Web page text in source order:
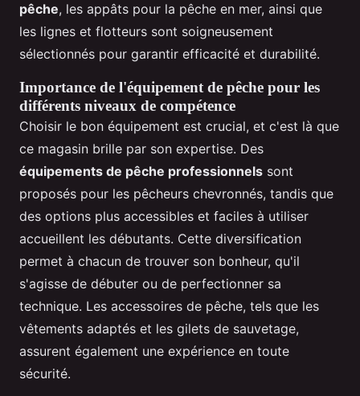
pêche, les appâts pour la pêche en mer, ainsi que
les lignes et flotteurs sont soigneusement
sélectionnés pour garantir efficacité et durabilité.
Importance de l'équipement de pêche pour les
différents niveaux de compétence
Choisir le bon équipement est crucial, et c'est là que
ce magasin brille par son expertise. Des
équipements de pêche professionnels sont
proposés pour les pêcheurs chevronnés, tandis que
des options plus accessibles et faciles à utiliser
accueillent les débutants. Cette diversification
permet à chacun de trouver son bonheur, qu'il
s'agisse de débuter ou de perfectionner sa
technique. Les accessoires de pêche, tels que les
vêtements adaptés et les gilets de sauvetage,
assurent également une expérience en toute
sécurité.